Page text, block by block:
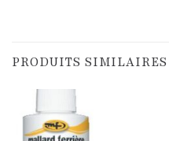
PRODUITS SIMILAIRES